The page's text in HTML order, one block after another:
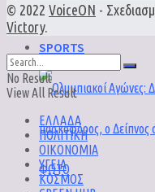
SPORTS
© 2022 VoiceON -
Victory.
No Result
View All Result
ΕΛΛΑΔΑ
ΠΟΛΙΤΙΚΗ
ΟΙΚΟΝΟΜΙΑ
ΥΓΕΙΑ
ΚΟΣΜΟΣ